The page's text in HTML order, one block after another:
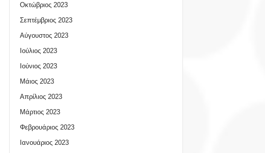
Οκτώβριος 2023
Σεπτέμβριος 2023
Αύγουστος 2023
Ιούλιος 2023
Ιούνιος 2023
Μάιος 2023
Απρίλιος 2023
Μάρτιος 2023
Φεβρουάριος 2023
Ιανουάριος 2023